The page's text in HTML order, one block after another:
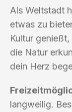
Als Weltstadt
etwas zu
Kultur
die Natur
dein Herz
langweilig.